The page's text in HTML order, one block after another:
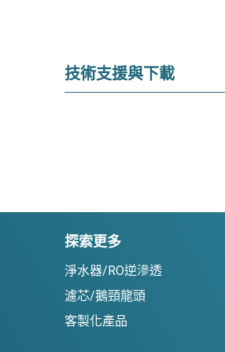
技術支援與下載
探索更多
淨水器/RO逆滲透
濾芯/鵝頸龍頭
客製化產品